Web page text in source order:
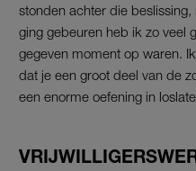
stonden achter die
ging gebeuren heb ik zo veel
gegeven moment op waren.
dat je een groot deel van de
een enorme oefening in